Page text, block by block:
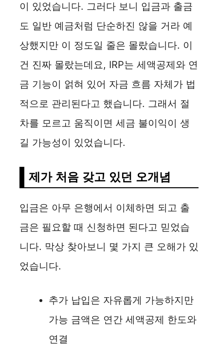
이 있었습니다. 그러다 보니 입금과 출금
도 일반 예금처럼 단순하진 않을 거라 예
상했지만 이 정도일 줄은 몰랐습니다. 이
건 진짜 몰랐는데요, IRP는 세액공제와 연
금 기능이 얽혀 있어 자금 흐름 자체가 법
적으로 관리된다고 했습니다. 그래서 절
차를 모르고 움직이면 세금 불이익이 생
길 가능성이 있었습니다.
제가 처음 갖고 있던 오개념
입금은 아무 은행에서 이체하면 되고 출
금은 필요할 때 신청하면 된다고 믿었습
니다. 막상 찾아보니 몇 가지 큰 오해가 있
었습니다.
추가 납입은 자유롭게 가능하지만
가능 금액은 연간 세액공제 한도와
연결